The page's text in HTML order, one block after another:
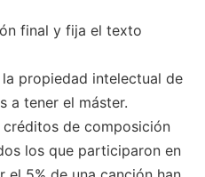
final y fija el texto
propiedad intelectual de
a tener el máster.
de composición
los que participaron en